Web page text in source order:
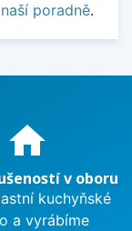
poradně.
home
v oboru
kuchyňské
a vyrábíme